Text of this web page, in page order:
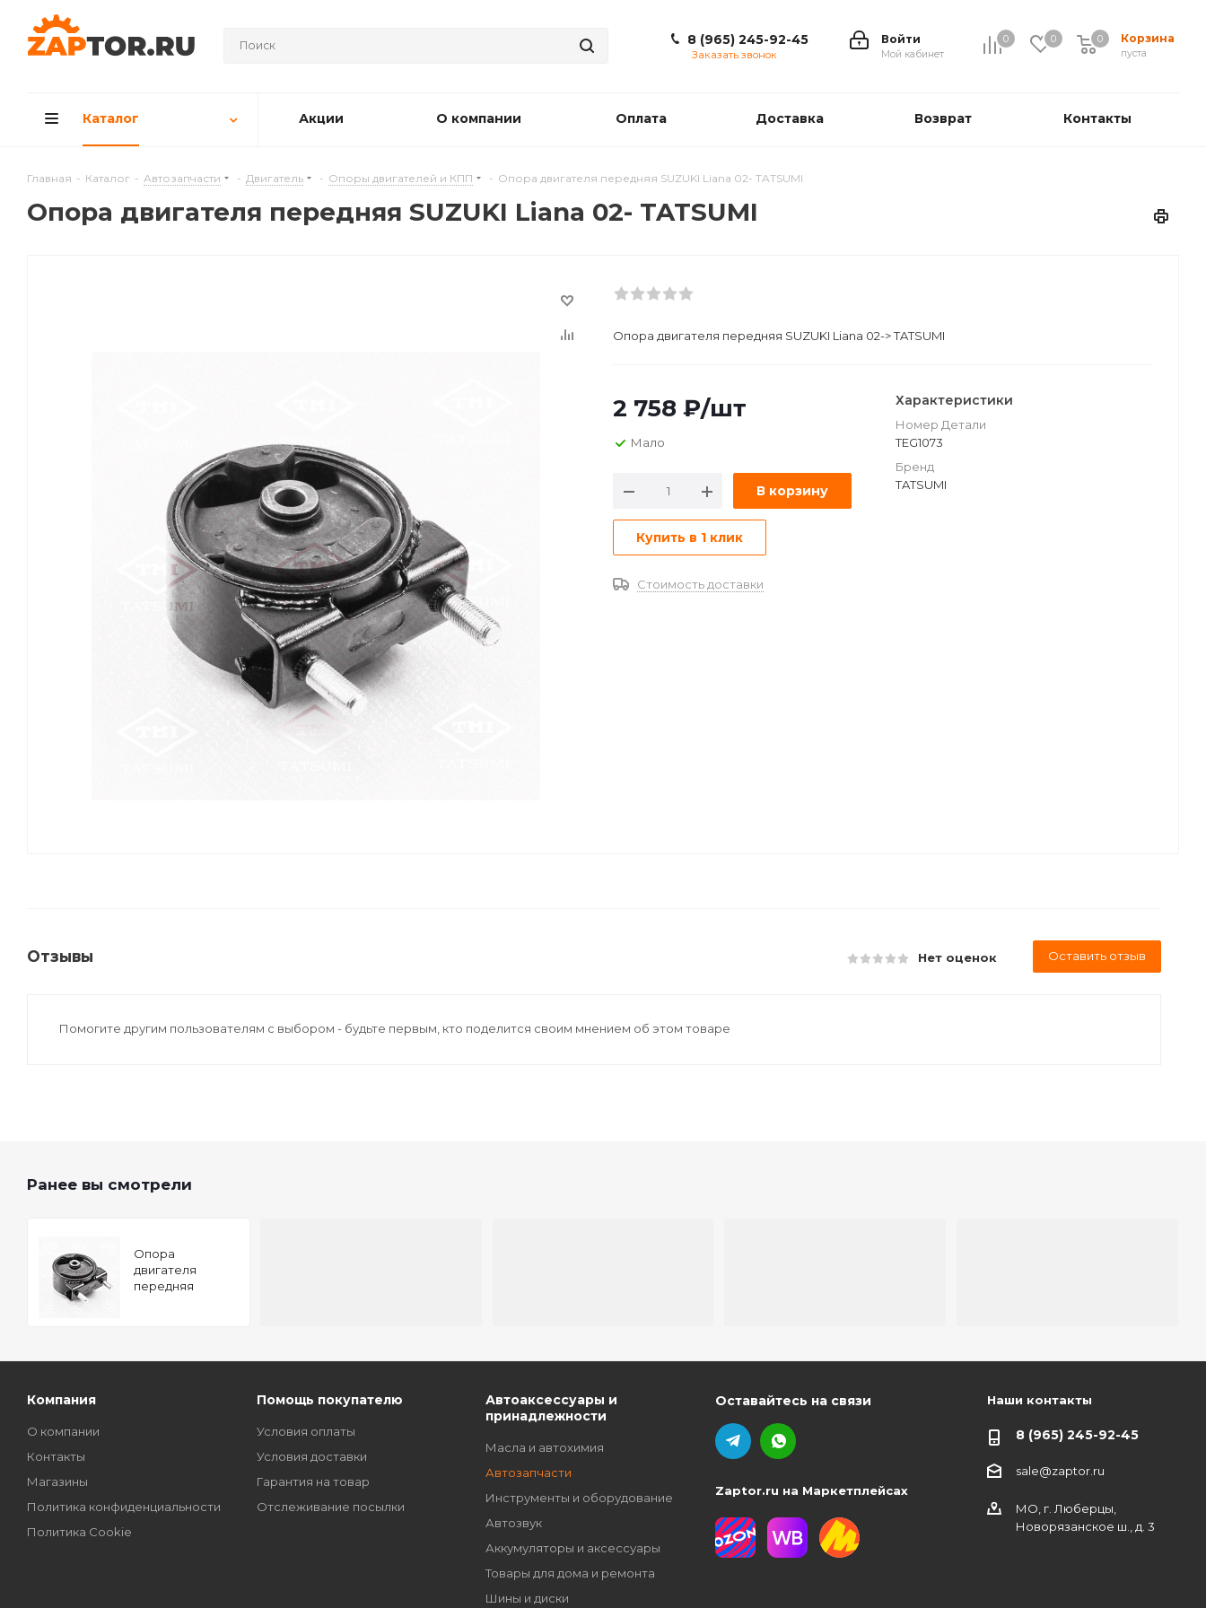
0 0 Корзина
0
пуста
0
Войти
Мой кабинет
8 (965) 245-92-45
Заказать звонок
Каталог Акции О компании Оплата Доставка Возврат Контакты
Главная - Каталог - Автозапчасти - Двигатель - Опоры двигателей и КПП - Опора двигателя передняя SUZUKI Liana 02- TATSUMI
Опора двигателя передняя SUZUKI Liana 02- TATSUMI
Опора двигателя передняя SUZUKI Liana 02-> TATSUMI
2 758 ₽/шт
Мало
В корзину
Купить в 1 клик
Стоимость доставки
Характеристики
Номер Детали
TEG1073
Бренд
TATSUMI
Отзывы Нет оценок Оставить отзыв
Помогите другим пользователям с выбором - будьте первым, кто поделится своим мнением об этом товаре
Ранее вы смотрели
Опора
двигателя
передняя
Компания
О компании
Контакты
Магазины
Политика конфиденциальности
Политика Cookie
Помощь покупателю
Условия оплаты
Условия доставки
Гарантия на товар
Отслеживание посылки
Автоаксессуары и
принадлежности
Масла и автохимия
Автозапчасти
Инструменты и оборудование
Автозвук
Аккумуляторы и аксессуары
Товары для дома и ремонта
Шины и диски
Оставайтесь на связи
Zaptor.ru на Маркетплейсах
Наши контакты
8 (965) 245-92-45
sale@zaptor.ru
МО, г. Люберцы,
Новорязанское ш., д. 3